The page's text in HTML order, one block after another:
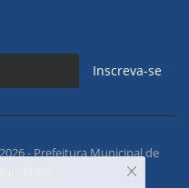
Inscreva-se
- Prefeitura Municipal de